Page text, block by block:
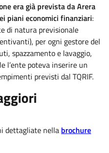
era già prevista da Arera
piani economici finanziari:
di natura previsionale
per ogni gestore del
spazzamento e lavaggio,
l’ente poteva inserire un
previsti dal TQRIF.
dettagliate nella brochure